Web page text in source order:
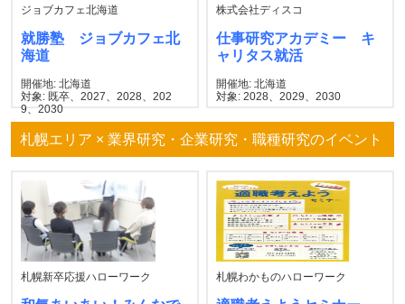
ジョブカフェ北海道
就勝塾 ジョブカフェ北
海道
開催地: 北海道
対象: 既卒、2027、2028、202
9、2030
株式会社ディスコ
仕事研究アカデミー キ
ャリタス就活
開催地: 北海道
対象: 2028、2029、2030
札幌エリア × 業界研究・企業研究・職種研究のイベント
札幌新卒応援ハローワーク 札幌わかものハローワーク